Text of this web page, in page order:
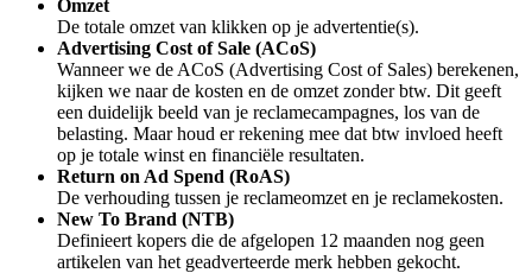
Omzet
De totale omzet van klikken op je advertentie(s).
Advertising Cost of Sale (ACoS)
Wanneer we de ACoS (Advertising Cost of Sales) berekenen,
kijken we naar de kosten en de omzet zonder btw. Dit geeft
een duidelijk beeld van je reclamecampagnes, los van de
belasting. Maar houd er rekening mee dat btw invloed heeft
op je totale winst en financiële resultaten.
Return on Ad Spend (RoAS)
De verhouding tussen je reclameomzet en je reclamekosten.
New To Brand (NTB)
Definieert kopers die de afgelopen 12 maanden nog geen
artikelen van het geadverteerde merk hebben gekocht.